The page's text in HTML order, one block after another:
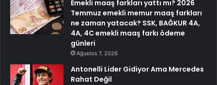
Emekli maaş farkları yattı mı? 2026
Temmuz emekli memur maaş farkları
ne zaman yatacak? SSK, BAĞKUR 4A,
4A, 4C emekli maaş farkı ödeme
günleri
Ağustos 7, 2026
Antonelli Lider Gidiyor Ama Mercedes
Rahat Değil